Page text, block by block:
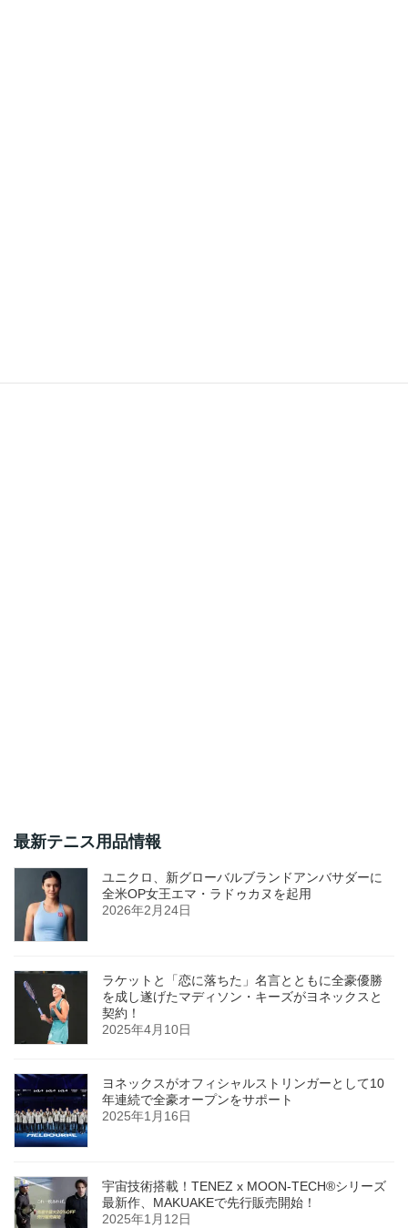
最新テニス用品情報
ユニクロ、新グローバルブランドアンバサダーに
全米OP女王エマ・ラドゥカヌを起用
2026年2月24日
ラケットと「恋に落ちた」名言とともに全豪優勝
を成し遂げたマディソン・キーズがヨネックスと
契約！
2025年4月10日
ヨネックスがオフィシャルストリンガーとして10
年連続で全豪オープンをサポート
2025年1月16日
宇宙技術搭載！TENEZ x MOON-TECH®シリーズ
最新作、MAKUAKEで先行販売開始！
2025年1月12日